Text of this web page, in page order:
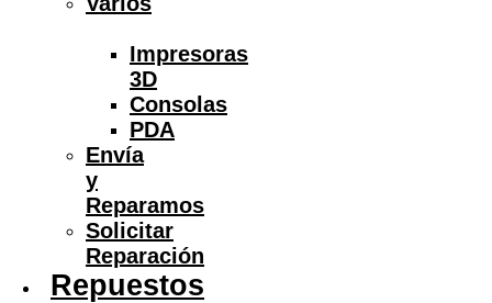
Impresoras
3D
Consolas
PDA
Envía
y
Reparamos
Solicitar
Reparación
Repuestos